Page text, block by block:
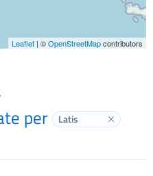
Leaflet | ©OpenStreetMapcontributors
per Latis Elimina